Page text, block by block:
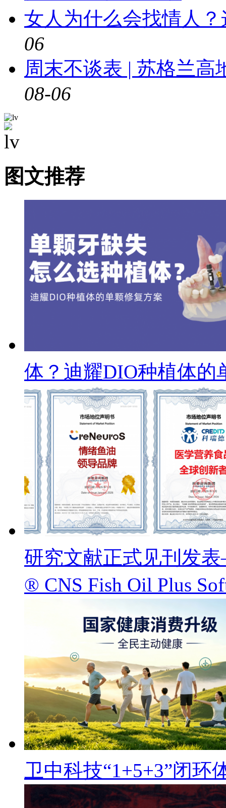
女人为什么会找情人
06
周末不谈表 | 苏格兰
08-06
图文推荐
体？迪耀DIO种植体的
研究文献正式见刊发
® CNS Fish Oil Plus
卫中科技“1+5+3”闭环